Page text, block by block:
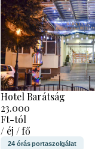
Hotel Barátság
23.000
Ft-tól
/ éj / fő
24 órás portaszolgálat